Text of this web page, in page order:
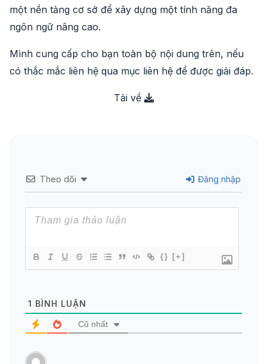
một nền tảng cơ sở để xây dựng một tính năng đa
ngôn ngữ nâng cao.
Mình cung cấp cho bạn toàn bộ nội dung trên, nếu
có thắc mắc liên hệ qua mục liên hệ để được giải đáp.
Tải về
Theo dõi Đăng nhập
{} [+]
1 BÌNH LUẬN
Cũ nhất